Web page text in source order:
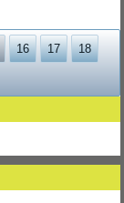
16 17 18